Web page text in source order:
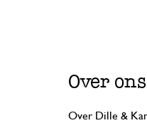
Over ons
Over Dille &